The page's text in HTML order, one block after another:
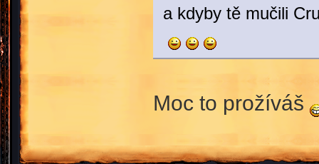
a kdyby tě mučili
Moc to prožíváš